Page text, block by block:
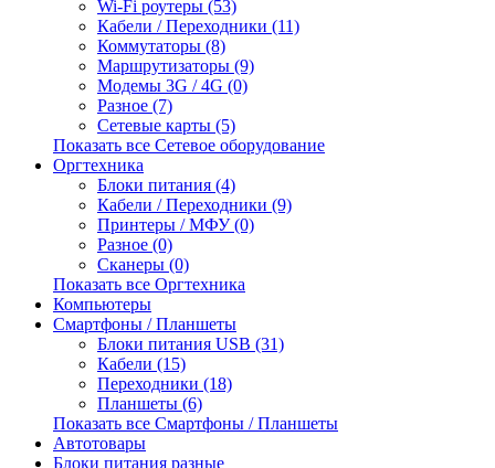
Wi-Fi роутеры (53)
Кабели / Переходники (11)
Коммутаторы (8)
Маршрутизаторы (9)
Модемы 3G / 4G (0)
Разное (7)
Сетевые карты (5)
Показать все Сетевое оборудование
Оргтехника
Блоки питания (4)
Кабели / Переходники (9)
Принтеры / МФУ (0)
Разное (0)
Сканеры (0)
Показать все Оргтехника
Компьютеры
Смартфоны / Планшеты
Блоки питания USB (31)
Кабели (15)
Переходники (18)
Планшеты (6)
Показать все Смартфоны / Планшеты
Автотовары
Блоки питания разные